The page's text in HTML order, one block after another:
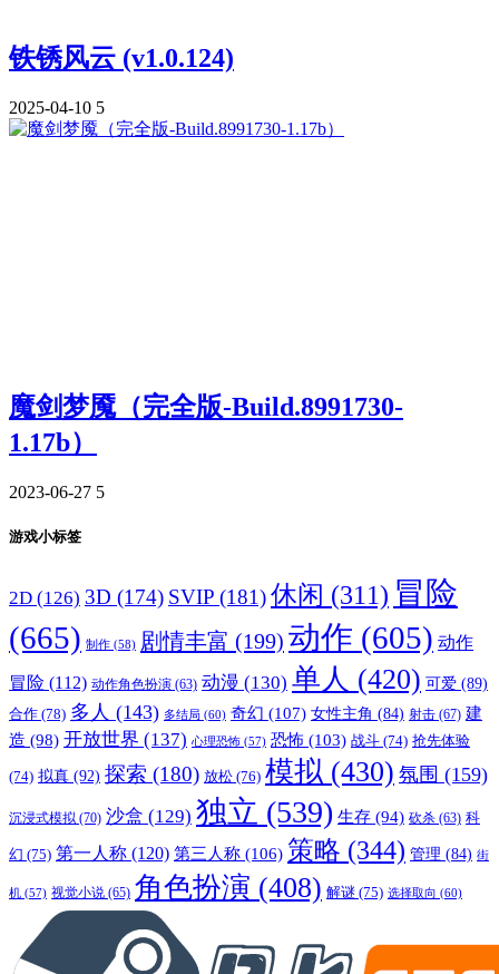
铁锈风云 (v1.0.124)
2025-04-10 5
魔剑梦魇（完全版-Build.8991730-
1.17b）
2023-06-27 5
游戏小标签
2D (126) 3D (174) SVIP (181)休闲 (311) 冒险
(665) 制作 (58) 剧情丰富 (199) 动作 (605) 动作
冒险 (112) 动作角色扮演 (63) 动漫 (130) 单人 (420) 可爱 (89)
合作 (78) 多人 (143) 多结局 (60) 奇幻 (107) 女性主角 (84) 射击 (67) 建
造 (98) 开放世界 (137) 心理恐怖 (57) 恐怖 (103) 战斗 (74) 抢先体验
(74) 拟真 (92) 探索 (180) 放松 (76) 模拟 (430) 氛围 (159)
沉浸式模拟 (70) 沙盒 (129) 独立 (539) 生存 (94) 砍杀 (63) 科
幻 (75) 第一人称 (120) 第三人称 (106) 策略 (344) 管理 (84) 街
机 (57) 视觉小说 (65) 角色扮演 (408) 解谜 (75) 选择取向 (60)